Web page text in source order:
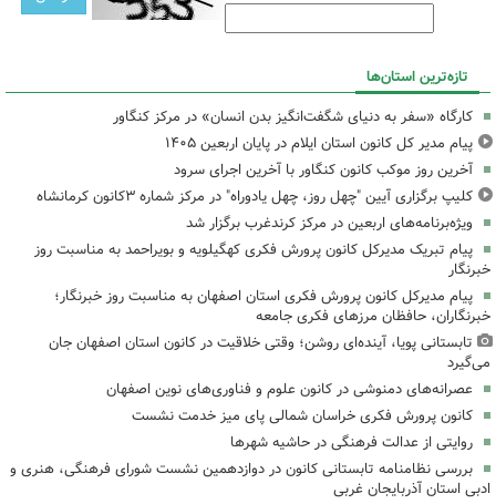
تازه‌ترین استان‌ها
کارگاه «سفر به دنیای شگفت‌انگیز بدن انسان» در مرکز کنگاور
پیام مدیر کل کانون استان ایلام در پایان اربعین ۱۴۰۵
آخرین روز موکب کانون کنگاور با آخرین اجرای سرود
کلیپ برگزاری آیین "چهل روز، چهل یادوراه" در مرکز شماره ۳کانون کرمانشاه
ویژه‌برنامه‌های اربعین در مرکز کرندغرب برگزار شد
پیام تبریک مدیرکل کانون پرورش فکری کهگیلویه و بویراحمد به مناسبت روز
خبرنگار
پیام مدیرکل کانون پرورش فکری استان اصفهان به مناسبت روز خبرنگار؛
خبرنگاران، حافظان مرزهای فکری جامعه
تابستانی پویا، آینده‌ای روشن؛ وقتی خلاقیت در کانون استان اصفهان جان
می‌گیرد
عصرانه‌های دمنوشی در کانون علوم و فناوری‌های نوین اصفهان
کانون پرورش فکری خراسان شمالی پای میز خدمت نشست
روایتی از عدالت فرهنگی در حاشیه شهرها
بررسی نظامنامه تابستانی کانون در دوازدهمین نشست شورای فرهنگی، هنری و
ادبی استان آذربایجان غربی